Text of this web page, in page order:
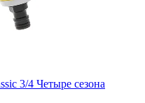
3/4 Четыре сезона